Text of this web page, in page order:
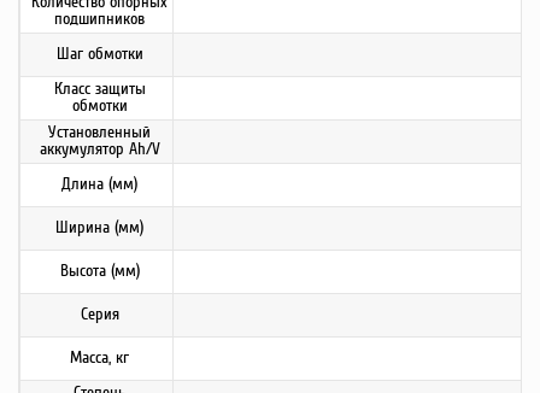
подшипников
Шаг обмотки
Класс защиты
обмотки
Установленный
аккумулятор Ah/V
Длина (мм)
Ширина (мм)
Высота (мм)
Серия
Масса, кг